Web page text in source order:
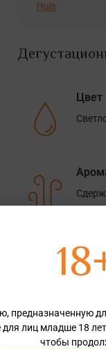
Huls
Цвет
Вкус
Во
предназначенную
лиц младше 18
чтобы